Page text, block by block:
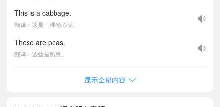
This is a cabbage.
翻译：这是一棵卷心菜。
These are peas.
翻译：这些是豌豆。
显示全部内容